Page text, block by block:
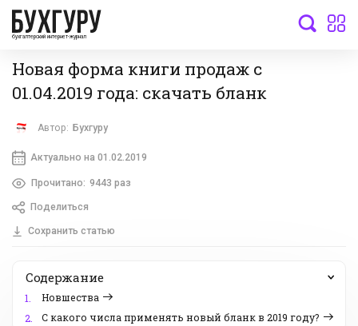
бухгалтерский интернет-журнал
Новая форма книги продаж с
01.04.2019 года: скачать бланк
Автор: Бухгуру
Актуально на 01.02.2019
Прочитано: 9443 раз
Поделиться
Сохранить статью
Содержание
1.
Новшества
2.
С какого числа применять новый бланк в 2019 году?